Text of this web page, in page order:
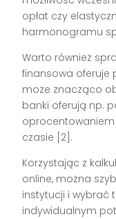
opłat czy
harmonogramu
Warto również
finansowa oferuje
może znacząco
banki oferują np.
oprocentowaniem
czasie [2].
Korzystając z
online, można
instytucji i wybrać
indywidualnym